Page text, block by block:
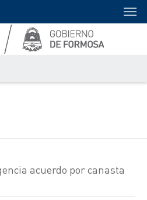
acuerdo por canasta